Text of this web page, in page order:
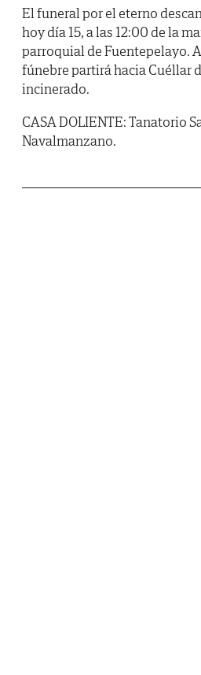
El funeral por el eterno
hoy día 15, a las 12:00 de la
parroquial de Fuentepelayo.
fúnebre partirá hacia Cuéllar
incinerado.
CASA DOLIENTE: Tanatorio
Navalmanzano.